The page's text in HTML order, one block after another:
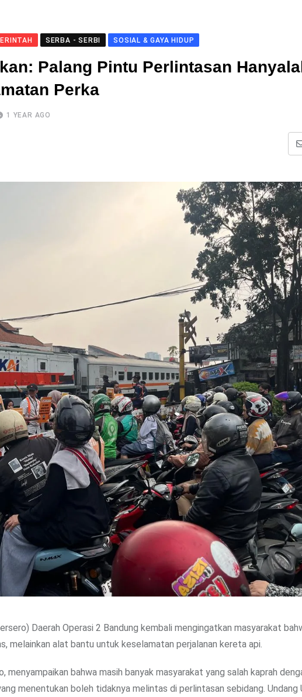
SERBA - SERBI SOSIAL & GAYA HIDUP
Palang Pintu Perlintasan
Perka
1 YEAR AGO
Daerah Operasi 2 Bandung kembali mengingatkan masyarakat
melainkan alat bantu untuk keselamatan perjalanan kereta api.
menyampaikan bahwa masih banyak masyarakat yang salah kaprah
menentukan boleh tidaknya melintas di perlintasan sebidang. Undang